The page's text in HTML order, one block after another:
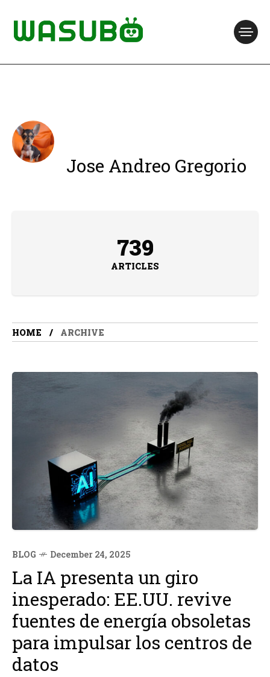
Jose Andreo Gregorio
739
ARTICLES
HOME ARCHIVE
BLOG December 24, 2025
La IA presenta un giro
inesperado: EE.UU. revive
fuentes de energía obsoletas
para impulsar los centros de
datos